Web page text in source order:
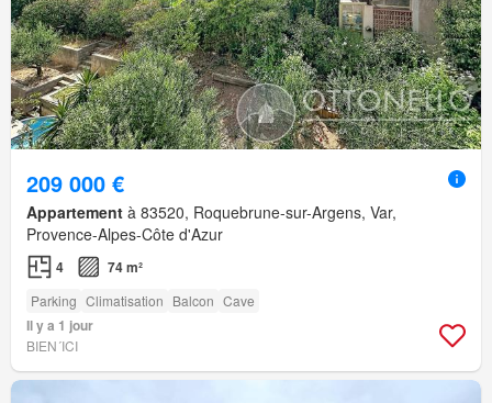
209 000 €
Appartement à 83520, Roquebrune-sur-Argens, Var,
Provence-Alpes-Côte d'Azur
4 74 m²
Parking Climatisation Balcon Cave
Il y a 1 jour
BIEN´ICI